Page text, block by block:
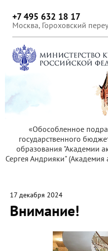
«Обособленное
государственного
образования "Академии
Сергея Андрияки" (Академия
+7 495 632 18 17
Москва, Гороховский
17 декабря 2024
Внимание!